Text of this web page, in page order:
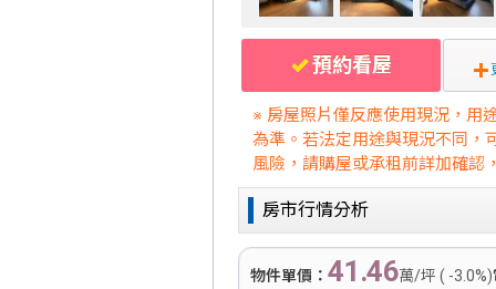
預約看屋
※ 房屋照片僅反應使用現況，用
為準。若法定用途與現況不同，
風險，請購屋或承租前詳加確認
房市行情分析
物件單價： 41.46萬/坪 ( -3.0%)